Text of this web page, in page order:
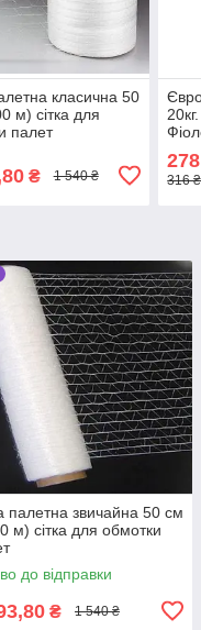
класична 50
м) сітка для
палет
₴ 1 540 ₴ 316
палетна звичайна 50 см
м) сітка для обмотки
до відправки
₴ 1 540 ₴